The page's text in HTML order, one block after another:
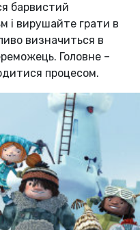
барвистий
і вирушайте грати в
визначиться в
Головне –
процесом.